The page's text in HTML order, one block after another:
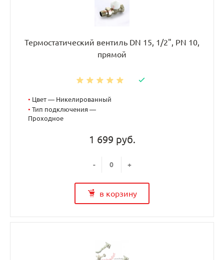
Термостатический вентиль DN 15, 1/2", PN 10,
прямой
• Цвет — Никелированный
• Тип подключения —
Проходное
1 699 руб.
- +
в корзину